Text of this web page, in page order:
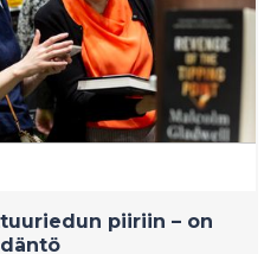
piiriin – on